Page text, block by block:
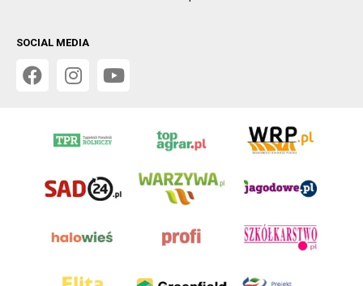
SOCIAL MEDIA